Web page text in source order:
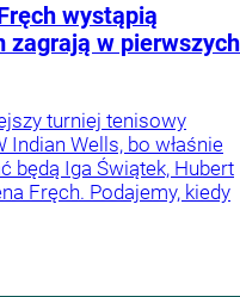
wystąpią
zagrają w pierwszych
turniej tenisowy
Wells, bo właśnie
będą Iga Świątek, Hubert
Fręch. Podajemy, kiedy